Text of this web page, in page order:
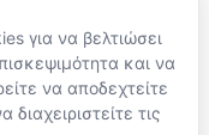
για να βελτιώσει
και να
να αποδεχτείτε
τις